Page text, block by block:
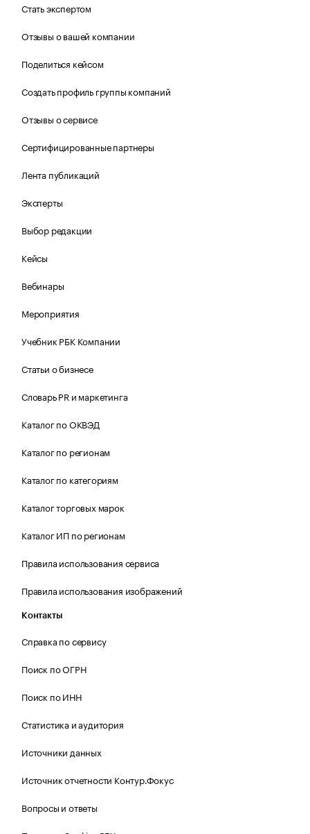
Стать экспертом
Отзывы о вашей компании
Поделиться кейсом
Создать профиль группы компаний
Отзывы о сервисе
Сертифицированные партнеры
Лента публикаций
Эксперты
Выбор редакции
Кейсы
Вебинары
Мероприятия
Учебник РБК Компании
Статьи о бизнесе
Словарь PR и маркетинга
Каталог по ОКВЭД
Каталог по регионам
Каталог по категориям
Каталог торговых марок
Каталог ИП по регионам
Правила использования сервиса
Правила использования изображений
Контакты
Справка по сервису
Поиск по ОГРН
Поиск по ИНН
Статистика и аудитория
Источники данных
Источник отчетности Контур.Фокус
Вопросы и ответы